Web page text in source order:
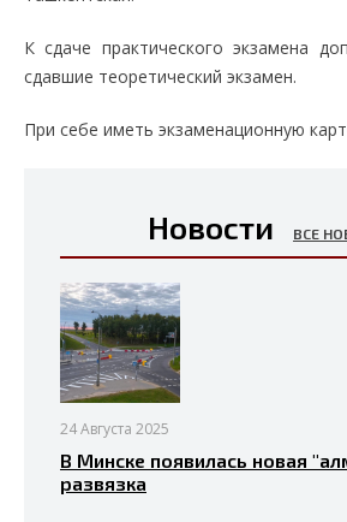
К сдаче практического экзамена
сдавшие теоретический экзамен.
При себе иметь экзаменационную
Новости ВСЕ
24 Августа 2025
В Минске появилась новая
развязка